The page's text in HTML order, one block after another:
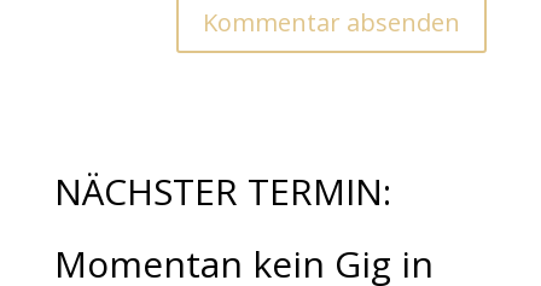
NÄCHSTER TERMIN:
Momentan kein Gig in